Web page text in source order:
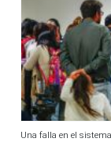
​Una falla en el